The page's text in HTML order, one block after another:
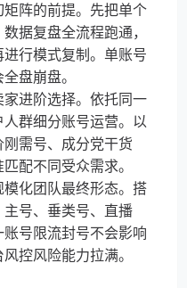
矩阵的前提。先把单个
据复盘全流程跑通，
行模式复制。单账号
盘崩盘。
家进阶选择。依托同一
群细分账号运营。以
需号、成分党干货
配不同受众需求。
模化团队最终形态。搭
号、垂类号、直播
号限流封号不会影响
控风险能力拉满。